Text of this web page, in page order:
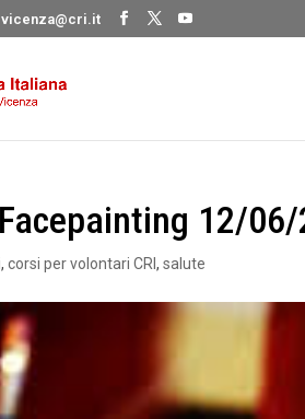
vicenza@cri.it
12/
, corsi per volontari CRI , salute